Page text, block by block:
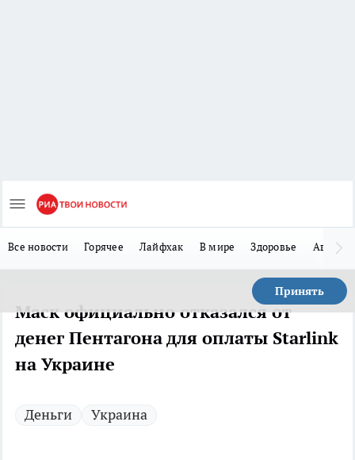
Все новости Горячее Лайфхак В мире Здоровье Авто
Принять
Маск официально отказался от
денег Пентагона для оплаты Starlink
на Украине
Деньги Украина